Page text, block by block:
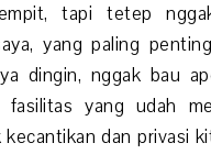
tapi tetep
yang paling
dingin, nggak bau
fasilitas yang udah
kecantikan dan privasi